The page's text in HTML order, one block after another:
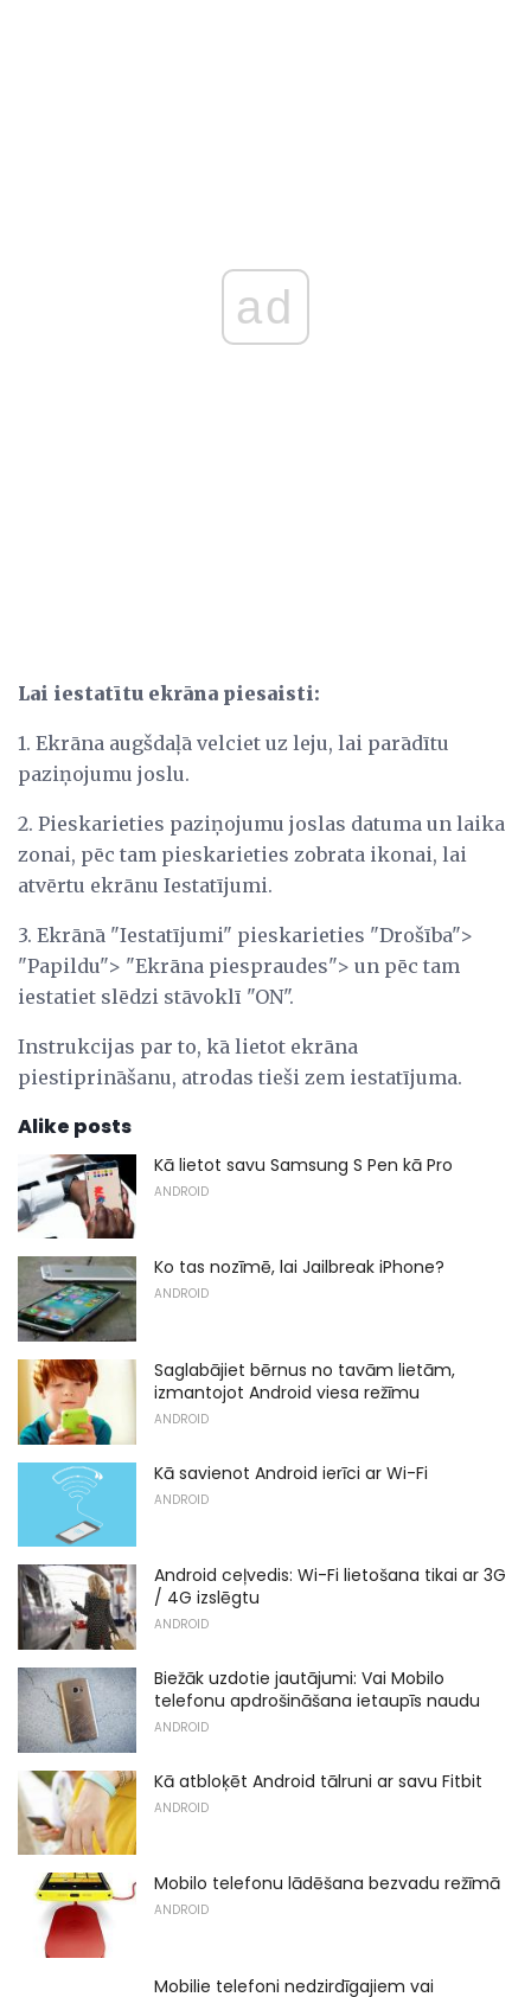
ad
Lai iestatītu ekrāna piesaisti:
1. Ekrāna augšdaļā velciet uz leju, lai parādītu
paziņojumu joslu.
2. Pieskarieties paziņojumu joslas datuma un laika
zonai, pēc tam pieskarieties zobrata ikonai, lai
atvērtu ekrānu Iestatījumi.
3. Ekrānā "Iestatījumi" pieskarieties "Drošība">
"Papildu"> "Ekrāna piespraudes"> un pēc tam
iestatiet slēdzi stāvoklī "ON".
Instrukcijas par to, kā lietot ekrāna
piestiprināšanu, atrodas tieši zem iestatījuma.
Alike posts
Kā lietot savu Samsung S Pen kā Pro
ANDROID
Ko tas nozīmē, lai Jailbreak iPhone?
ANDROID
Saglabājiet bērnus no tavām lietām,
izmantojot Android viesa režīmu
ANDROID
Kā savienot Android ierīci ar Wi-Fi
ANDROID
Android ceļvedis: Wi-Fi lietošana tikai ar 3G
/ 4G izslēgtu
ANDROID
Biežāk uzdotie jautājumi: Vai Mobilo
telefonu apdrošināšana ietaupīs naudu
ANDROID
Kā atbloķēt Android tālruni ar savu Fitbit
ANDROID
Mobilo telefonu lādēšana bezvadu režīmā
ANDROID
Mobilie telefoni nedzirdīgajiem vai